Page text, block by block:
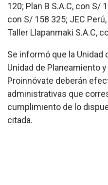
120; Plan B S.A.C, con S/
con S/ 158 325; JEC
Taller Llapanmaki S.A.C,
Se informó que la Unidad
Unidad de Planeamiento
Proinnóvate deberán
administrativas que
cumplimiento de lo
citada.